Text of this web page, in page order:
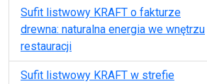
Sufit listwowy KRAFT o fakturze
drewna: naturalna energia we wnętrzu
restauracji
Sufit listwowy KRAFT w strefie